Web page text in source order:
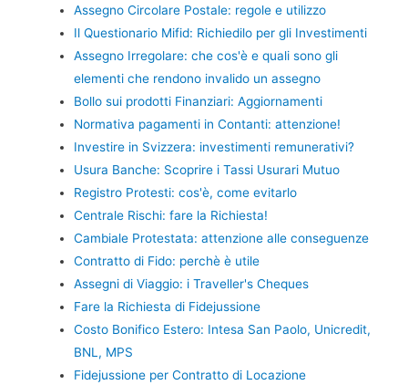
Assegno Circolare Postale: regole e utilizzo
Il Questionario Mifid: Richiedilo per gli Investimenti
Assegno Irregolare: che cos'è e quali sono gli
elementi che rendono invalido un assegno
Bollo sui prodotti Finanziari: Aggiornamenti
Normativa pagamenti in Contanti: attenzione!
Investire in Svizzera: investimenti remunerativi?
Usura Banche: Scoprire i Tassi Usurari Mutuo
Registro Protesti: cos'è, come evitarlo
Centrale Rischi: fare la Richiesta!
Cambiale Protestata: attenzione alle conseguenze
Contratto di Fido: perchè è utile
Assegni di Viaggio: i Traveller's Cheques
Fare la Richiesta di Fidejussione
Costo Bonifico Estero: Intesa San Paolo, Unicredit,
BNL, MPS
Fidejussione per Contratto di Locazione